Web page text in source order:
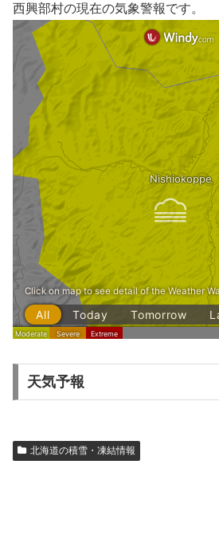
西興部村の現在の気象警報です。
天気予報
北海道の積雪・凍結情報